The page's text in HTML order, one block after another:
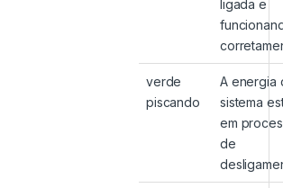
ligada e
verde
piscando
A energia
sistema
em
de